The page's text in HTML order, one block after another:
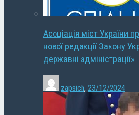
Асоціація міст України
нової редакції Закону
державні адміністрації»
zapsich, 23/12/2024